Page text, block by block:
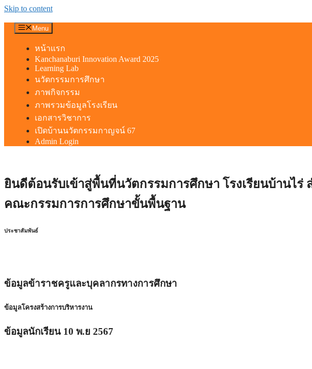
Skip to content
Menu
หน้าแรก
Kanchanaburi Innovation Award 2025
Learning Lab
นวัตกรรมการศึกษา
ภาพกิจกรรม
ภาพรวมข้อมูลโรงเรียน
เอกสารวิชาการ
เปิดบ้านนวัตกรรมกาญจน์ 67
Admin Login
ยินดีต้อนรับเข้าสู่พื้นที่นวัตกรรมการศึกษา โรงเรียนบ้านไ
คณะกรรมการการศึกษาขั้นพื้นฐาน
ประชาสัมพันธ์
ข้อมูลข้าราชครูและบุคลากรทางการศึกษา
ข้อมูลโครงสร้างการบริหารงาน
ข้อมูลนักเรียน 10 พ.ย 2567